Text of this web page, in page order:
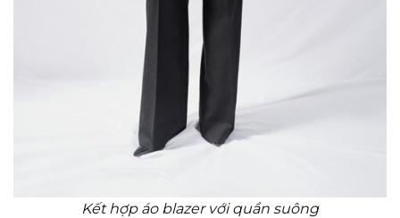
Kết hợp áo blazer với quần suông